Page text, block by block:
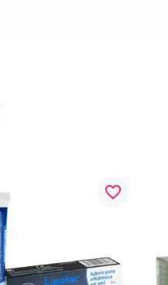
favorite_border